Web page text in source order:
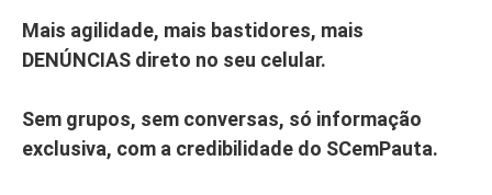
Mais agilidade, mais bastidores, mais
DENÚNCIAS direto no seu celular.
Sem grupos, sem conversas, só informação
exclusiva, com a credibilidade do SCemPauta.